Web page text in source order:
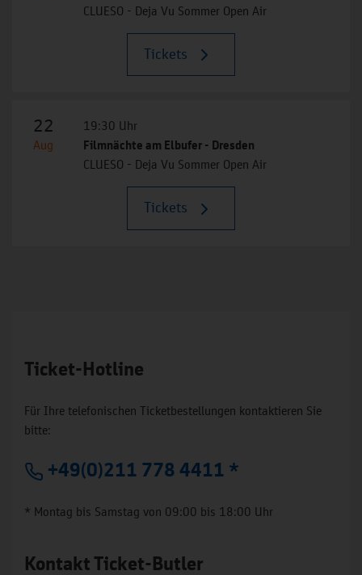
CLUESO - Deja Vu Sommer Open Air
Tickets
22
Aug
19:30 Uhr
Filmnächte am Elbufer - Dresden
CLUESO - Deja Vu Sommer Open Air
Tickets
Ticket-Hotline
Für Ihre telefonischen Ticketbestellungen kontaktieren Sie
bitte:
+49(0)211 778 4411 *
* Montag bis Samstag von 09:00 bis 18:00 Uhr
Kontakt Ticket-Butler